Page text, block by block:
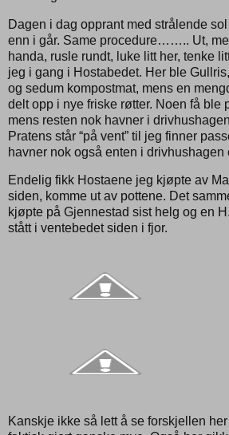
Dagen i dag opprant med strålende
enn i går. Same procedure…….. Ut,
handa, rusle rundt, luke litt her, tenke
jeg i gang i Hostabedet. Her ble
og sedum kompostmat, mens en
delt opp i nye friske røtter. Noen få ble
mens resten nok havner i
Pratens står “på vent” til jeg finner
havner nok også enten i drivhushagen
Endelig fikk Hostaene jeg kjøpte av
siden, komme ut av pottene. Det
kjøpte på Gjennestad sist helg og en
stått i ventebedet siden i fjor.
Kanskje ikke så lett å se forskjellen